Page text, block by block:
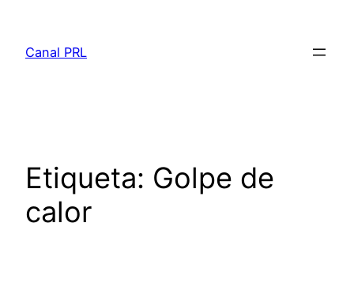
contenido
Canal PRL
Etiqueta: Golpe de
calor